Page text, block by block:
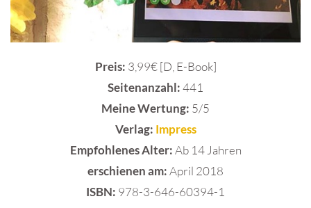
Preis: 3,99€ [D, E-Book]
Seitenanzahl:441
Meine Wertung: 5/5
Verlag: Impress
Empfohlenes Alter:Ab 14 Jahren
erschienen am:April 2018
ISBN: 978-3-646-60394-1